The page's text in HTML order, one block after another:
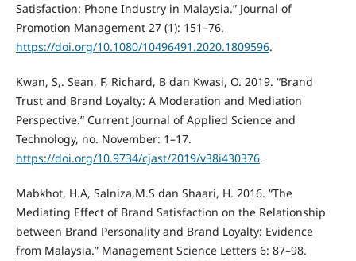
Satisfaction: Phone Industry in Malaysia.” Journal of
Promotion Management 27 (1): 151–76.
https://doi.org/10.1080/10496491.2020.1809596.
Kwan, S,. Sean, F, Richard, B dan Kwasi, O. 2019. “Brand
Trust and Brand Loyalty: A Moderation and Mediation
Perspective.” Current Journal of Applied Science and
Technology, no. November: 1–17.
https://doi.org/10.9734/cjast/2019/v38i430376.
Mabkhot, H.A, Salniza,M.S dan Shaari, H. 2016. “The
Mediating Effect of Brand Satisfaction on the Relationship
between Brand Personality and Brand Loyalty: Evidence
from Malaysia.” Management Science Letters 6: 87–98.